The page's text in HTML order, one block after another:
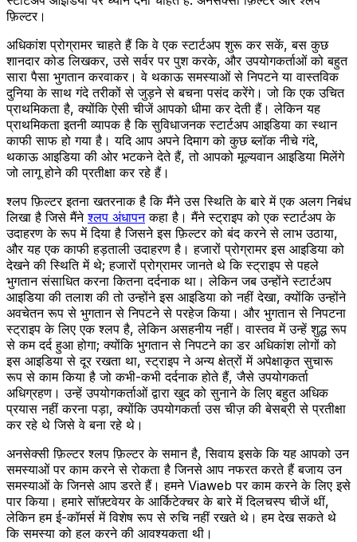
फ़िल्टर।
अधिकांश प्रोग्रामर चाहते हैं कि वे एक स्टार्टअप शुरू कर सकें, बस कुछ
शानदार कोड लिखकर, उसे सर्वर पर पुश करके, और उपयोगकर्ताओं को बहुत
सारा पैसा भुगतान करवाकर। वे थकाऊ समस्याओं से निपटने या वास्तविक
दुनिया के साथ गंदे तरीकों से जुड़ने से बचना पसंद करेंगे। जो कि एक उचित
प्राथमिकता है, क्योंकि ऐसी चीजें आपको धीमा कर देती हैं। लेकिन यह
प्राथमिकता इतनी व्यापक है कि सुविधाजनक स्टार्टअप आइडिया का स्थान
काफी साफ हो गया है। यदि आप अपने दिमाग को कुछ ब्लॉक नीचे गंदे,
थकाऊ आइडिया की ओर भटकने देते हैं, तो आपको मूल्यवान आइडिया मिलेंगे
जो लागू होने की प्रतीक्षा कर रहे हैं।
श्लप फ़िल्टर इतना खतरनाक है कि मैंने उस स्थिति के बारे में एक अलग निबंध
लिखा है जिसे मैंनेश्लप अंधापनकहा है। मैंने स्ट्राइप को एक स्टार्टअप के
उदाहरण के रूप में दिया है जिसने इस फ़िल्टर को बंद करने से लाभ उठाया,
और यह एक काफी हड़ताली उदाहरण है। हजारों प्रोग्रामर इस आइडिया को
देखने की स्थिति में थे; हजारों प्रोग्रामर जानते थे कि स्ट्राइप से पहले
भुगतान संसाधित करना कितना दर्दनाक था। लेकिन जब उन्होंने स्टार्टअप
आइडिया की तलाश की तो उन्होंने इस आइडिया को नहीं देखा, क्योंकि उन्होंने
अवचेतन रूप से भुगतान से निपटने से परहेज किया। और भुगतान से निपटना
स्ट्राइप के लिए एक श्लप है, लेकिन असहनीय नहीं। वास्तव में उन्हें शुद्ध रूप
से कम दर्द हुआ होगा; क्योंकि भुगतान से निपटने का डर अधिकांश लोगों को
इस आइडिया से दूर रखता था, स्ट्राइप ने अन्य क्षेत्रों में अपेक्षाकृत सुचारू
रूप से काम किया है जो कभी-कभी दर्दनाक होते हैं, जैसे उपयोगकर्ता
अधिग्रहण। उन्हें उपयोगकर्ताओं द्वारा खुद को सुनाने के लिए बहुत अधिक
प्रयास नहीं करना पड़ा, क्योंकि उपयोगकर्ता उस चीज़ की बेसब्री से प्रतीक्षा
कर रहे थे जिसे वे बना रहे थे।
अनसेक्सी फ़िल्टर श्लप फ़िल्टर के समान है, सिवाय इसके कि यह आपको उन
समस्याओं पर काम करने से रोकता है जिनसे आप नफरत करते हैं बजाय उन
समस्याओं के जिनसे आप डरते हैं। हमने Viaweb पर काम करने के लिए इसे
पार किया। हमारे सॉफ़्टवेयर के आर्किटेक्चर के बारे में दिलचस्प चीजें थीं,
लेकिन हम ई-कॉमर्स में विशेष रूप से रुचि नहीं रखते थे। हम देख सकते थे
कि समस्या को हल करने की आवश्यकता थी।